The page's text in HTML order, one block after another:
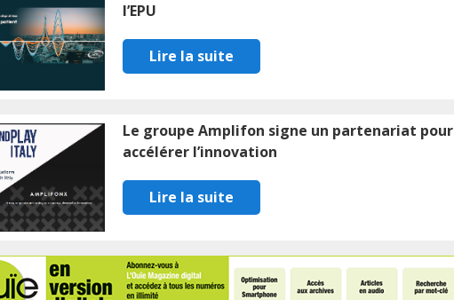
l’EPU
Lire la suite
Le groupe Amplifon signe un partenariat pour
accélérer l’innovation
Lire la suite